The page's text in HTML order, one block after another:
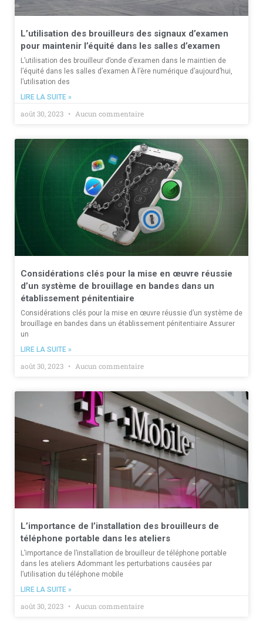
L’utilisation des brouilleurs des signaux d’examen
pour maintenir l’équité dans les salles d’examen
L’utilisation des brouilleur d’onde d’examen dans le maintien de
l’équité dans les salles d’examen À l’ère numérique d’aujourd’hui,
l’utilisation des
LIRE LA SUITE »
août 30, 2023 Aucun commentaire
Considérations clés pour la mise en œuvre réussie
d’un système de brouillage en bandes dans un
établissement pénitentiaire
Considérations clés pour la mise en œuvre réussie d’un système de
brouillage en bandes dans un établissement pénitentiaire Assurer
un
LIRE LA SUITE »
août 30, 2023 Aucun commentaire
L’importance de l’installation des brouilleurs de
téléphone portable dans les ateliers
L’importance de l’installation de brouilleur de téléphone portable
dans les ateliers Adommant les perturbations causées par
l’utilisation du téléphone mobile
LIRE LA SUITE »
août 30, 2023 Aucun commentaire